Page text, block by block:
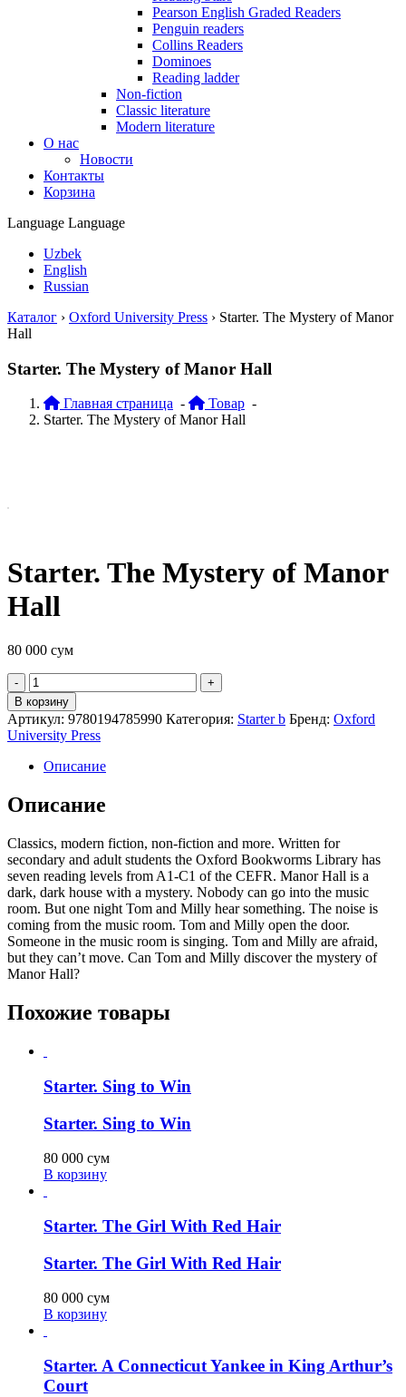
Pearson English Graded Readers
Penguin readers
Collins Readers
Dominoes
Reading ladder
Non-fiction
Classic literature
Modern literature
О нас
Новости
Контакты
Корзина
Language Language
Uzbek
English
Russian
Каталог › Oxford University Press › Starter. The Mystery of Manor
Hall
Starter. The Mystery of Manor Hall
Главная страница - Товар -
Starter. The Mystery of Manor Hall
Starter. The Mystery of Manor
Hall
80 000 сум
Quantity
В корзину
Артикул: 9780194785990 Категория: Starter b Бренд: Oxford
University Press
Описание
Описание
Classics, modern fiction, non-fiction and more. Written for
secondary and adult students the Oxford Bookworms Library has
seven reading levels from A1-C1 of the CEFR. Manor Hall is a
dark, dark house with a mystery. Nobody can go into the music
room. But one night Tom and Milly hear something. The noise is
coming from the music room. Tom and Milly open the door.
Someone in the music room is singing. Tom and Milly are afraid,
but they can’t move. Can Tom and Milly discover the mystery of
Manor Hall?
Похожие товары
Starter. Sing to Win
Starter. Sing to Win
80 000 сум
В корзину
Starter. The Girl With Red Hair
Starter. The Girl With Red Hair
80 000 сум
В корзину
Starter. A Connecticut Yankee in King Arthur’s
Court